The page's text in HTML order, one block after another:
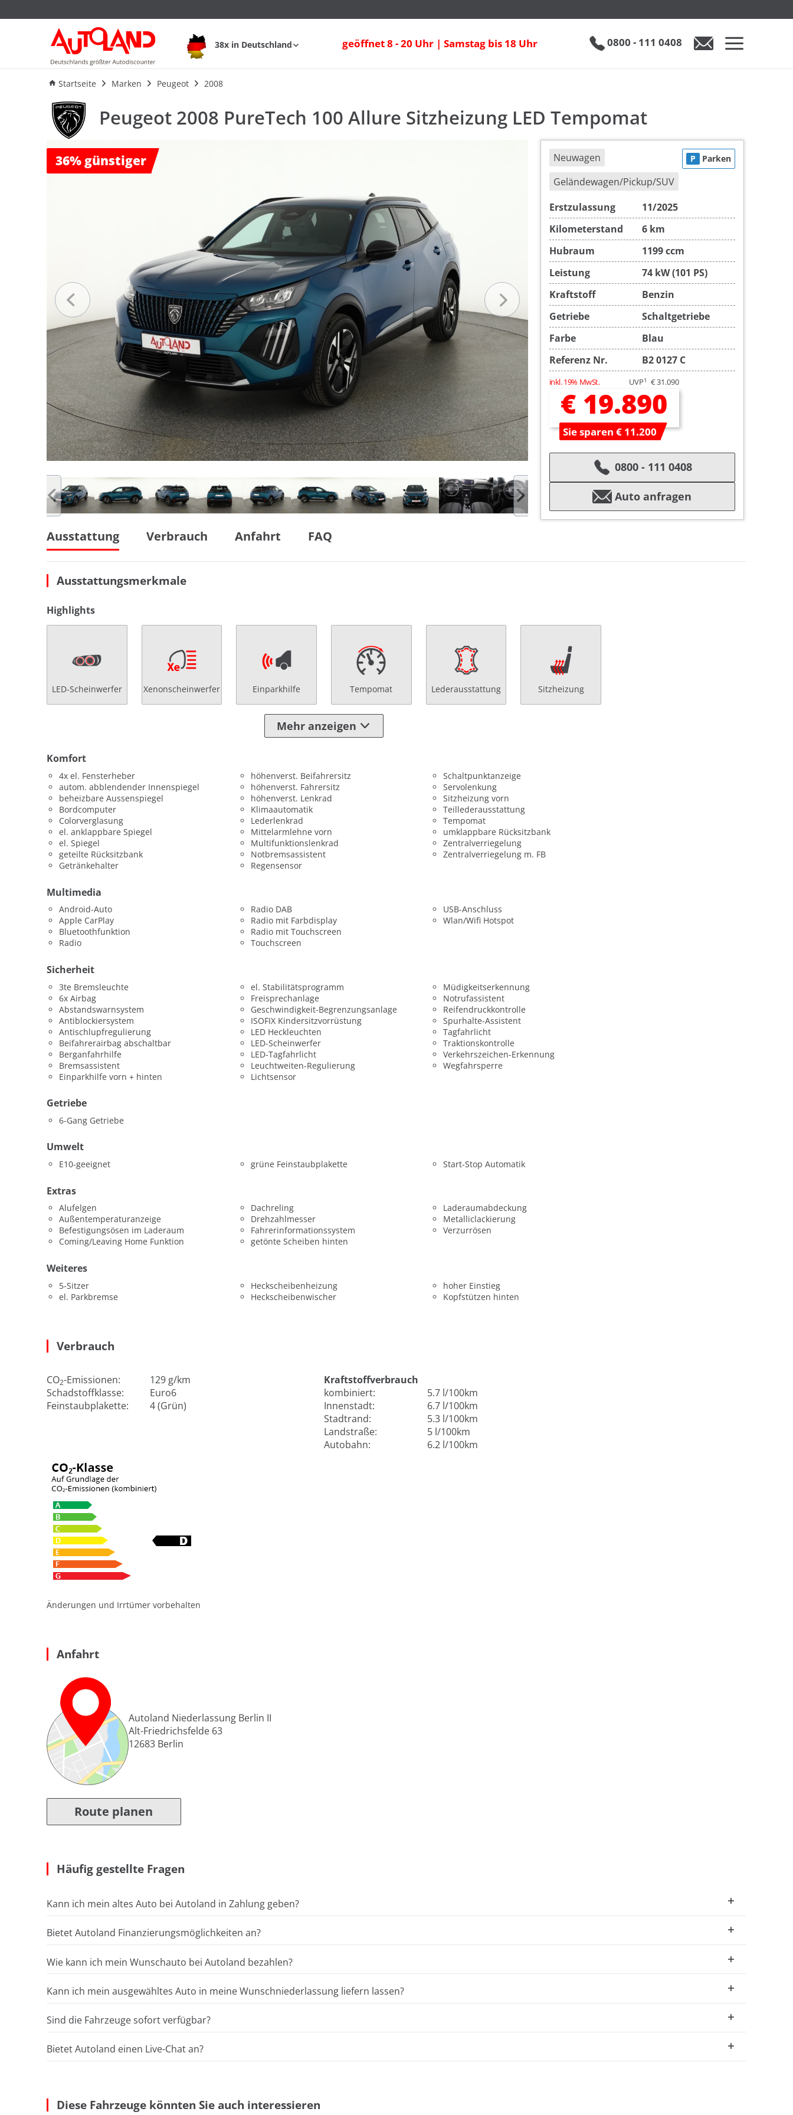
38x in Deutschland geöffnet 8 - 20 Uhr | Samstag bis 18 Uhr 0800 - 111 0408
Startseite Marken Peugeot 2008
Peugeot 2008 PureTech 100 Allure Sitzheizung LED Tempomat
Ausstattung Verbrauch
Peugeot 2008 PureTech 100 Allure Sitzheizung LED Tempomat
36% günstiger
Neuwagen
Geländewagen/Pickup/SUV
P Parken
Erstzulassung
11/2025
Kilometerstand
6 km
Hubraum
1199 ccm
Leistung
74 kW (101 PS)
Kraftstoff
Benzin
Getriebe
Schaltgetriebe
Farbe
Blau
Referenz Nr.
B2 0127 C
inkl. 19% MwSt. UVP1 € 31.090
€ 19.890
Sie sparen € 11.200
0800 - 111 0408
Auto anfragen
Ausstattung Verbrauch Anfahrt FAQ
Ausstattungsmerkmale
Highlights
LED-Scheinwerfer Xenonscheinwerfer Einparkhilfe Tempomat Lederausstattung Sitzheizung
Mehr anzeigen
Komfort
4x el. Fensterheber
autom. abblendender Innenspiegel
beheizbare Aussenspiegel
Bordcomputer
Colorverglasung
el. anklappbare Spiegel
el. Spiegel
geteilte Rücksitzbank
Getränkehalter
höhenverst. Beifahrersitz
höhenverst. Fahrersitz
höhenverst. Lenkrad
Klimaautomatik
Lederlenkrad
Mittelarmlehne vorn
Multifunktionslenkrad
Notbremsassistent
Regensensor
Schaltpunktanzeige
Servolenkung
Sitzheizung vorn
Teillederausstattung
Tempomat
umklappbare Rücksitzbank
Zentralverriegelung
Zentralverriegelung m. FB
Multimedia
Android-Auto
Apple CarPlay
Bluetoothfunktion
Radio
Radio DAB
Radio mit Farbdisplay
Radio mit Touchscreen
Touchscreen
USB-Anschluss
Wlan/Wifi Hotspot
Sicherheit
3te Bremsleuchte
6x Airbag
Abstandswarnsystem
Antiblockiersystem
Antischlupfregulierung
Beifahrerairbag abschaltbar
Berganfahrhilfe
Bremsassistent
Einparkhilfe vorn + hinten
el. Stabilitätsprogramm
Freisprechanlage
Geschwindigkeit-Begrenzungsanlage
ISOFIX Kindersitzvorrüstung
LED Heckleuchten
LED-Scheinwerfer
LED-Tagfahrlicht
Leuchtweiten-Regulierung
Lichtsensor
Müdigkeitserkennung
Notrufassistent
Reifendruckkontrolle
Spurhalte-Assistent
Tagfahrlicht
Traktionskontrolle
Verkehrszeichen-Erkennung
Wegfahrsperre
Getriebe
6-Gang Getriebe
Umwelt
E10-geeignet grüne Feinstaubplakette Start-Stop Automatik
Extras
Alufelgen
Außentemperaturanzeige
Befestigungsösen im Laderaum
Coming/Leaving Home Funktion
Dachreling
Drehzahlmesser
Fahrerinformationssystem
getönte Scheiben hinten
Laderaumabdeckung
Metalliclackierung
Verzurrösen
Weiteres
5-Sitzer
el. Parkbremse
Heckscheibenheizung
Heckscheibenwischer
hoher Einstieg
Kopfstützen hinten
Verbrauch
CO2-Emissionen:
129 g/km
Schadstoffklasse:
Euro6
Feinstaubplakette:
4 (Grün)
Kraftstoffverbrauch
kombiniert:
5.7 l/100km
Innenstadt:
6.7 l/100km
Stadtrand:
5.3 l/100km
Landstraße:
5 l/100km
Autobahn:
6.2 l/100km
Änderungen und Irrtümer vorbehalten
Anfahrt
Autoland Niederlassung Berlin II
Alt-Friedrichsfelde 63
12683 Berlin
Route planen
Häufig gestellte Fragen
Kann ich mein altes Auto bei Autoland in Zahlung geben?
Bietet Autoland Finanzierungsmöglichkeiten an?
Wie kann ich mein Wunschauto bei Autoland bezahlen?
Kann ich mein ausgewähltes Auto in meine Wunschniederlassung liefern lassen?
Sind die Fahrzeuge sofort verfügbar?
Bietet Autoland einen Live-Chat an?
Diese Fahrzeuge könnten Sie auch interessieren